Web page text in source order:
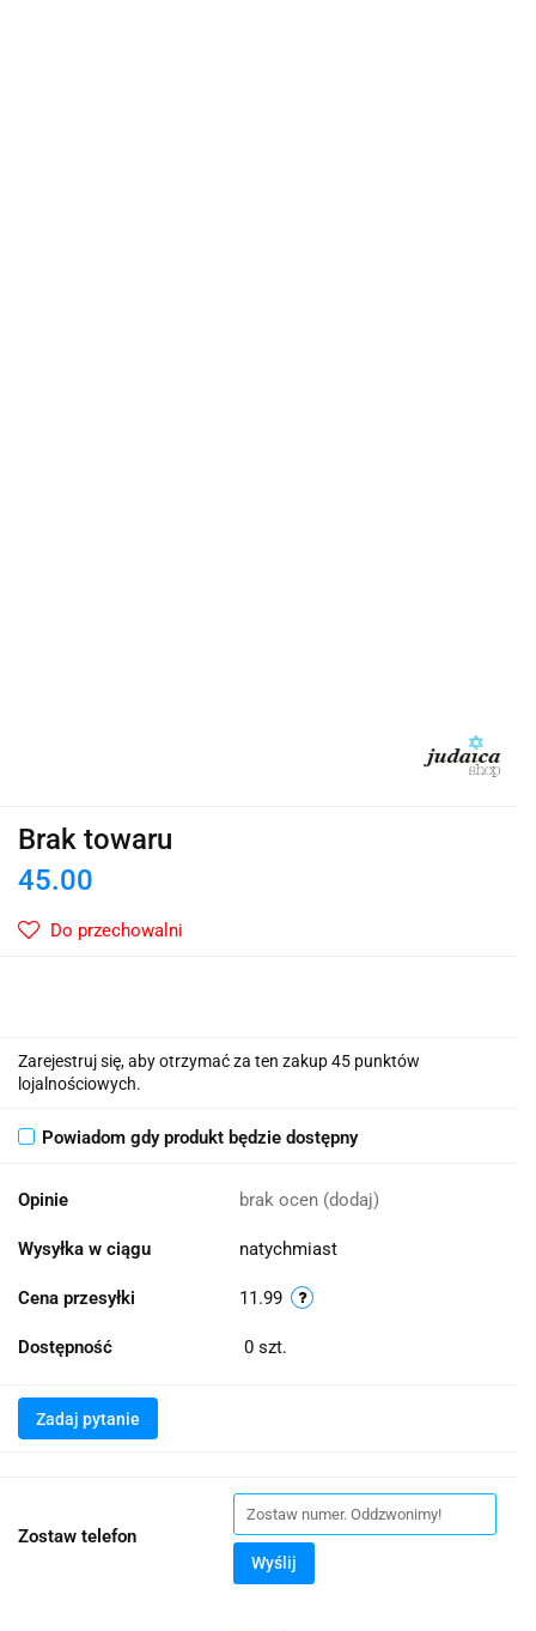
Brak towaru
45.00
Do przechowalni
Zarejestruj się, aby otrzymać za ten zakup 45 punktów
lojalnościowych.
Powiadom gdy produkt będzie dostępny
Opinie brak ocen (dodaj)
Wysyłka w ciągu natychmiast
Cena przesyłki 11.99
Dostępność 0 szt.
Zadaj pytanie
Zostaw telefon
Wyślij